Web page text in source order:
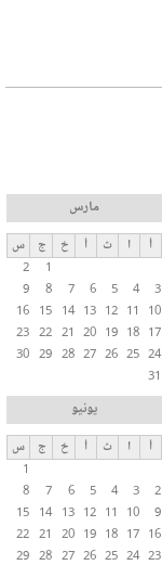
مارس
أ ا ث أ خ ج
س
1
2
3
4
5
6
7
8
9
10
11
12
13
14
15
16
17
18
19
20
21
22
23
24
25
26
27
28
29
30
31
يونيو
أ ا ث أ خ ج
س
1
2
3
4
5
6
7
8
9
10
11
12
13
14
15
16
17
18
19
20
21
22
23
24
25
26
27
28
29